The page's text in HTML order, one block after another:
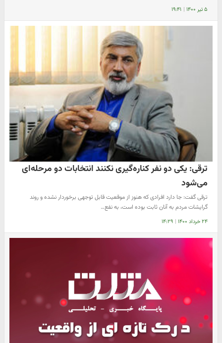
۵ تیر ۱۴۰۰ | ۱۹:۴۱
ترقی: یکی دو نفر کناره‌گیری نکنند انتخابات دو مرحله‌ای
می‌شود
ترقی گفت: جا دارد افرادی که هنوز از موقعیت قابل توجهی برخوردار نشده و روند
گرایشات مردم به آنان ثابت بوده است، به نفع…
۲۴ خرداد ۱۴۰۰ | ۱۴:۲۹